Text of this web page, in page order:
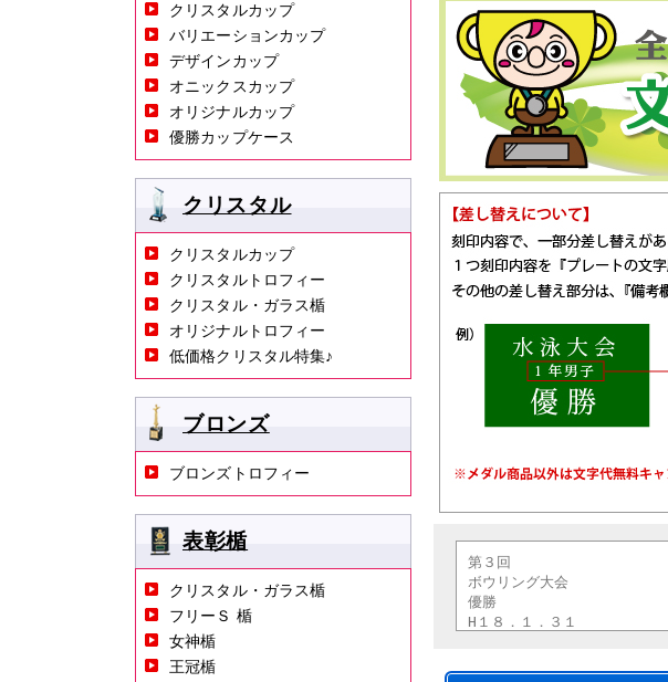
クリスタルカップ
バリエーションカップ
デザインカップ
オニックスカップ
オリジナルカップ
優勝カップケース
クリスタル
クリスタルカップ
クリスタルトロフィー
クリスタル・ガラス楯
オリジナルトロフィー
低価格クリスタル特集♪
ブロンズ
ブロンズトロフィー
表彰楯
クリスタル・ガラス楯
フリーＳ 楯
女神楯
王冠楯